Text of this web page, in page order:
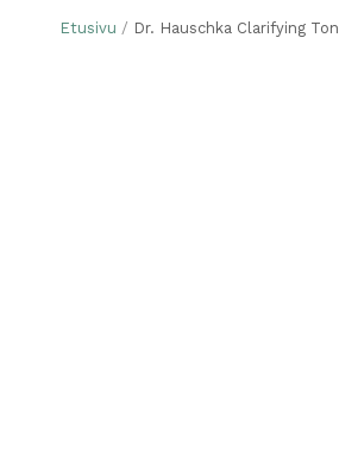
Etusivu Dr. Hauschka Clarifying